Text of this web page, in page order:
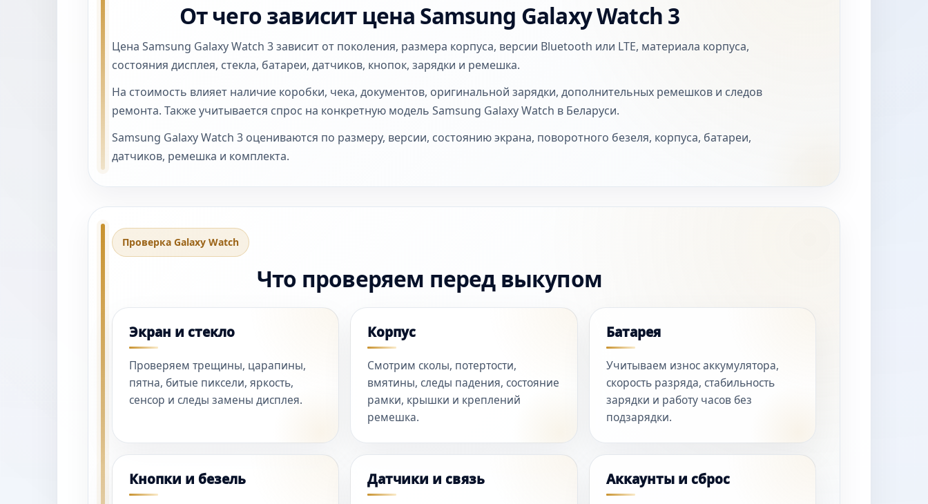
От чего зависит цена Samsung Galaxy Watch 3
Цена Samsung Galaxy Watch 3 зависит от поколения, размера корпуса, версии Bluetooth или LTE, материала корпуса,
состояния дисплея, стекла, батареи, датчиков, кнопок, зарядки и ремешка.
На стоимость влияет наличие коробки, чека, документов, оригинальной зарядки, дополнительных ремешков и следов
ремонта. Также учитывается спрос на конкретную модель Samsung Galaxy Watch в Беларуси.
Samsung Galaxy Watch 3 оцениваются по размеру, версии, состоянию экрана, поворотного безеля, корпуса, батареи,
датчиков, ремешка и комплекта.
Проверка Galaxy Watch
Что проверяем перед выкупом
Экран и стекло
Проверяем трещины, царапины,
пятна, битые пиксели, яркость,
сенсор и следы замены дисплея.
Корпус
Смотрим сколы, потертости,
вмятины, следы падения, состояние
рамки, крышки и креплений
ремешка.
Батарея
Учитываем износ аккумулятора,
скорость разряда, стабильность
зарядки и работу часов без
подзарядки.
Кнопки и безель Датчики и связь Аккаунты и сброс